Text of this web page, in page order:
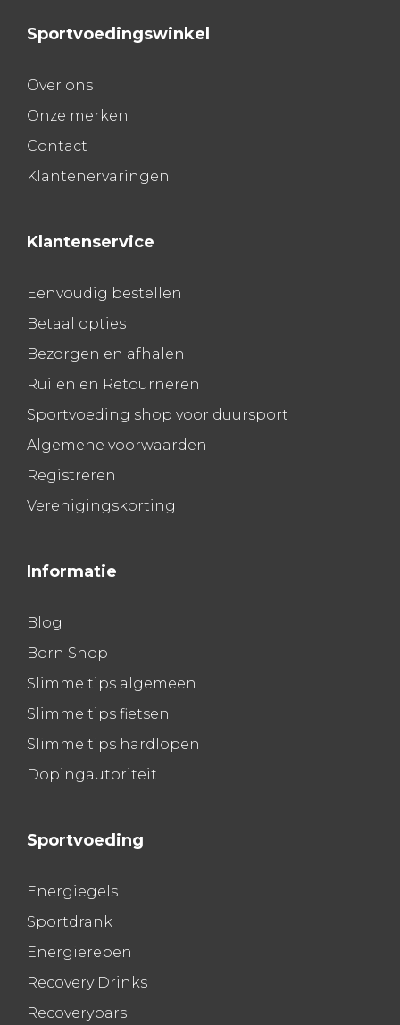
Sportvoedingswinkel
Over ons
Onze merken
Contact
Klantenervaringen
Klantenservice
Eenvoudig bestellen
Betaal opties
Bezorgen en afhalen
Ruilen en Retourneren
Sportvoeding shop voor duursport
Algemene voorwaarden
Registreren
Verenigingskorting
Informatie
Blog
Born Shop
Slimme tips algemeen
Slimme tips fietsen
Slimme tips hardlopen
Dopingautoriteit
Sportvoeding
Energiegels
Sportdrank
Energierepen
Recovery Drinks
Recoverybars